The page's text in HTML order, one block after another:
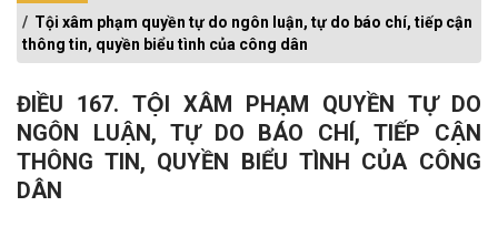
Tội xâm phạm quyền tự do ngôn luận, tự do báo chí, tiếp cận
thông tin, quyền biểu tình của công dân
ĐIỀU 167. TỘI XÂM PHẠM QUYỀN TỰ DO
NGÔN LUẬN, TỰ DO BÁO CHÍ, TIẾP CẬN
THÔNG TIN, QUYỀN BIỂU TÌNH CỦA CÔNG
DÂN